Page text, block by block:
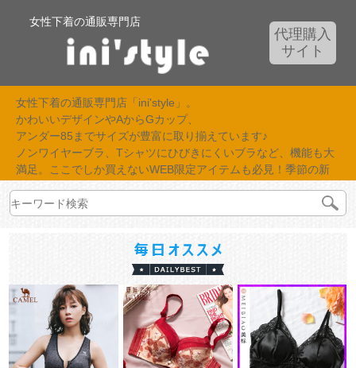
女性下着の通販専門店
代理購入
サイト
女性下着の通販専門店「ini'style」。
かわいいデザインやAからGカップ、
アンダー85までサイズが豊富に取り揃えています♪
ノンワイヤーブラ、Tシャツにひびきにくいブラなど、機能も大
満足。ここでしか買えないWEB限定アイテムも必見！季節の新